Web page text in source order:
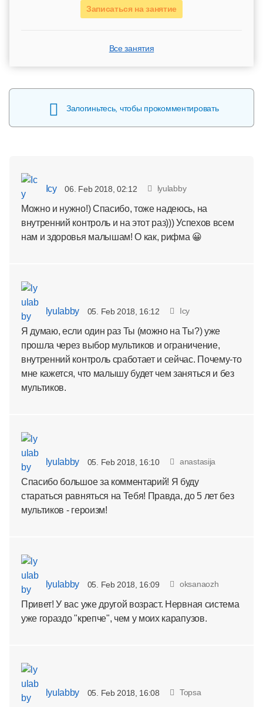
Записаться на занятие
Все занятия
Залогиньтесь, чтобы прокомментировать
Icy 06. Feb 2018, 02:12 lyulabby
Можно и нужно!) Спасибо, тоже надеюсь, на
внутренний контроль и на этот раз))) Успехов всем
нам и здоровья малышам! О как, рифма 😀
lyulabby 05. Feb 2018, 16:12 Icy
Я думаю, если один раз Ты (можно на Ты?) уже
прошла через выбор мультиков и ограничение,
внутренний контроль сработает и сейчас. Почему-то
мне кажется, что малышу будет чем заняться и без
мультиков.
lyulabby 05. Feb 2018, 16:10 anastasija
Спасибо большое за комментарий! Я буду
стараться равняться на Тебя! Правда, до 5 лет без
мультиков - героизм!
lyulabby 05. Feb 2018, 16:09 oksanaozh
Привет! У вас уже другой возраст. Нервная система
уже гораздо "крепче", чем у моих карапузов.
lyulabby 05. Feb 2018, 16:08 Topsa